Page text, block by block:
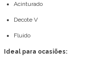
Acinturado
Decote V
Fluido
Ideal para ocasiões: